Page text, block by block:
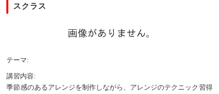
スクラス
テーマ:
講習内容:
季節感のあるアレンジを制作しながら、アレンジのテクニック習得